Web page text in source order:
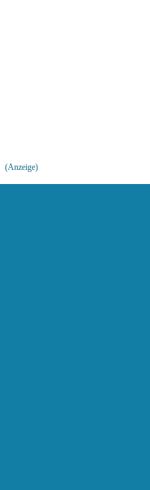
(Anzeige)